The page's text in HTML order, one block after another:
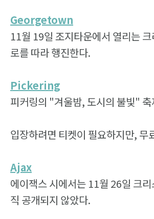
Georgetown
11월 19일 조지타운에서 열리는
로를 따라 행진한다.
Pickering
피커링의 "겨울밤, 도시의 불빛"
입장하려면 티켓이 필요하지만, 무
Ajax
에이잭스 시에서는 11월 26일 크
직 공개되지 않았다.